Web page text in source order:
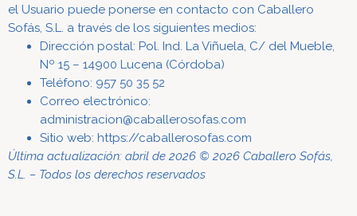
el Usuario puede ponerse en contacto con Caballero
Sofás, S.L. a través de los siguientes medios:
Dirección postal: Pol. Ind. La Viñuela, C/ del Mueble,
Nº 15 – 14900 Lucena (Córdoba)
Teléfono: 957 50 35 52
Correo electrónico:
administracion@caballerosofas.com
Sitio web: https://caballerosofas.com
Última actualización: abril de 2026 © 2026 Caballero Sofás,
S.L. – Todos los derechos reservados